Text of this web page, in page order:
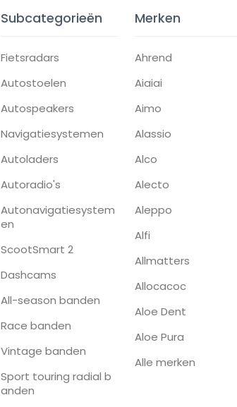
Subcategorieën
Fietsradars
Autostoelen
Autospeakers
Navigatiesystemen
Autoladers
Autoradio's
Autonavigatiesystem
en
ScootSmart 2
Dashcams
All-season banden
Race banden
Vintage banden
Sport touring radial b
anden
Merken
Ahrend
Aiaiai
Aimo
Alassio
Alco
Alecto
Aleppo
Alfi
Allmatters
Allocacoc
Aloe Dent
Aloe Pura
Alle merken